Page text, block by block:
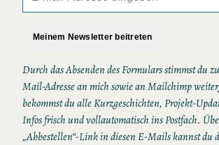
Meinem Newsletter beitreten
Durch das Absenden des Formulars stimmst du
Mail-Adresse an mich sowie an Mailchimp
bekommst du alle Kurzgeschichten, Projekt-
Infos frisch und vollautomatisch ins Postfach.
„Abbestellen“-Link in diesen E-Mails kannst du